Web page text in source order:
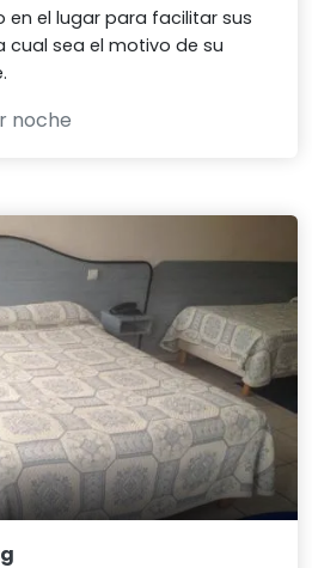
el lugar para facilitar sus
cual sea el motivo de su
noche